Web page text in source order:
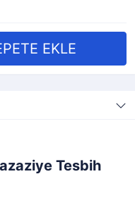
Tesbih